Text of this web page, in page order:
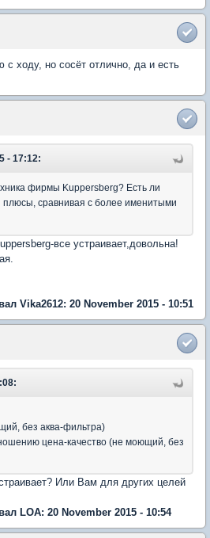
ходу, но сосёт отлично, да и есть
- 17:12:
фирмы Kuppersberg? Есть ли
плюсы, сравнивая с более именитыми
все устраивает,довольна!
Vika2612: 20 November 2015 - 10:51
без аква-фильтра)
цена-качество (не моющий, без
Или Вам для других целей
LOA: 20 November 2015 - 10:54